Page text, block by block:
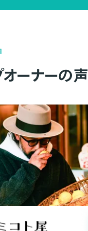
オーナーの声